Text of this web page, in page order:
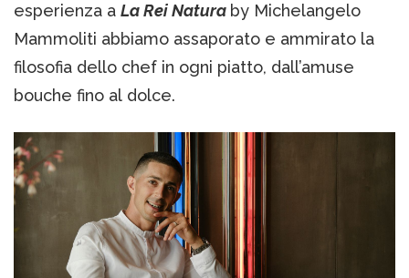
esperienza a La Rei Natura by Michelangelo
Mammoliti abbiamo assaporato e ammirato la
filosofia dello chef in ogni piatto, dall’amuse
bouche fino al dolce.